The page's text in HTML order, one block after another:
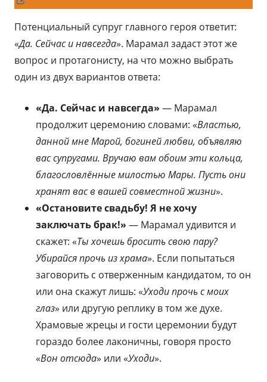
новом
окне
Потенциальный супруг главного героя ответит:
«Да. Сейчас и навсегда». Марамал задаст этот же
вопрос и протагонисту, на что можно выбрать
один из двух вариантов ответа:
«Да. Сейчас и навсегда» — Марамал
продолжит церемонию словами: «Властью,
данной мне Марой, богиней любви, объявляю
вас супругами. Вручаю вам обоим эти кольца,
благословлённые милостью Мары. Пусть они
хранят вас в вашей совместной жизни».
«Остановите свадьбу! Я не хочу
заключать брак!» — Марамал удивится и
скажет: «Ты хочешь бросить свою пару?
Убирайся прочь из храма». Если попытаться
заговорить с отверженным кандидатом, то он
или она скажут лишь: «Уходи прочь с моих
глаз» или другую реплику в том же духе.
Храмовые жрецы и гости церемонии будут
гораздо более лаконичны, говоря просто
«Вон отсюда» или «Уходи».